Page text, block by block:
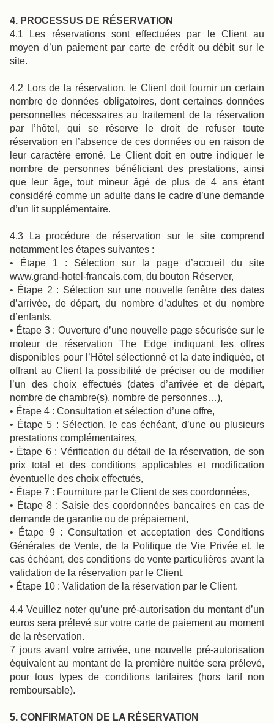
4. PROCESSUS DE RÉSERVATION
4.1 Les réservations sont effectuées par le Client au
moyen d’un paiement par carte de crédit ou débit sur le
site.
4.2 Lors de la réservation, le Client doit fournir un certain
nombre de données obligatoires, dont certaines données
personnelles nécessaires au traitement de la réservation
par l’hôtel, qui se réserve le droit de refuser toute
réservation en l’absence de ces données ou en raison de
leur caractère erroné. Le Client doit en outre indiquer le
nombre de personnes bénéficiant des prestations, ainsi
que leur âge, tout mineur âgé de plus de 4 ans étant
considéré comme un adulte dans le cadre d’une demande
d’un lit supplémentaire.
4.3 La procédure de réservation sur le site comprend
notamment les étapes suivantes :
• Étape 1 : Sélection sur la page d’accueil du site
www.grand-hotel-francais.com, du bouton Réserver,
• Étape 2 : Sélection sur une nouvelle fenêtre des dates
d’arrivée, de départ, du nombre d’adultes et du nombre
d’enfants,
• Étape 3 : Ouverture d’une nouvelle page sécurisée sur le
moteur de réservation The Edge indiquant les offres
disponibles pour l’Hôtel sélectionné et la date indiquée, et
offrant au Client la possibilité de préciser ou de modifier
l’un des choix effectués (dates d’arrivée et de départ,
nombre de chambre(s), nombre de personnes…),
• Étape 4 : Consultation et sélection d’une offre,
• Étape 5 : Sélection, le cas échéant, d’une ou plusieurs
prestations complémentaires,
• Étape 6 : Vérification du détail de la réservation, de son
prix total et des conditions applicables et modification
éventuelle des choix effectués,
• Étape 7 : Fourniture par le Client de ses coordonnées,
• Étape 8 : Saisie des coordonnées bancaires en cas de
demande de garantie ou de prépaiement,
• Étape 9 : Consultation et acceptation des Conditions
Générales de Vente, de la Politique de Vie Privée et, le
cas échéant, des conditions de vente particulières avant la
validation de la réservation par le Client,
• Étape 10 : Validation de la réservation par le Client.
4.4 Veuillez noter qu’une pré-autorisation du montant d’un
euros sera prélevé sur votre carte de paiement au moment
de la réservation.
7 jours avant votre arrivée, une nouvelle pré-autorisation
équivalent au montant de la première nuitée sera prélevé,
pour tous types de conditions tarifaires (hors tarif non
remboursable).
5. CONFIRMATON DE LA RÉSERVATION